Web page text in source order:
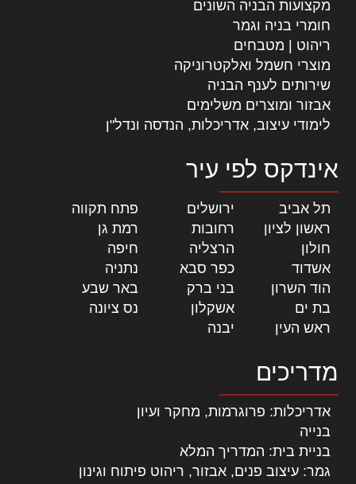
מקצועות הבניה השונים
חומרי בניה וגמר
ריהוט | מטבחים
מוצרי חשמל ואלקטרוניקה
שירותים לענף הבניה
אבזור ומוצרים משלימים
לימודי עיצוב, אדריכלות, הנדסה ונדל"ן
אינדקס לפי עיר
תל אביב ירושלים פתח תקווה
ראשון לציון
רחובות רמת גן
חולון
הרצליה חיפה
אשדוד
כפר סבא נתניה
הוד השרון
בני ברק באר שבע
בת ים
אשקלון נס ציונה
ראש העין
יבנה
מדריכים
אדריכלות: פרוגרמות, מחקר ועיון
בנייה
בניית בית: המדריך המלא
גמר: עיצוב פנים, אבזור, ריהוט פיתוח וגינון